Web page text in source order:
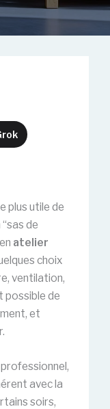
plus utile de
de
atelier
choix
ventilation,
possible de
et
professionnel,
avec la
soirs,